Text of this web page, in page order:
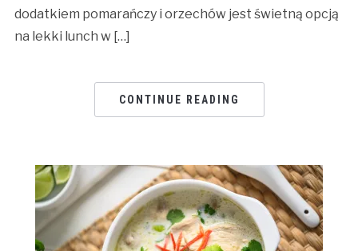
dodatkiem pomarańczy i orzechów jest świetną opcją
na lekki lunch w […]
CONTINUE READING